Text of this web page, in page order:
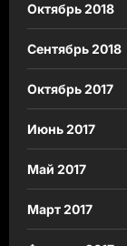
Октябрь 2018
Сентябрь 2018
Октябрь 2017
Июнь 2017
Май 2017
Март 2017